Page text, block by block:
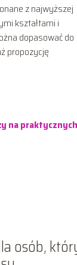
z najwyższej
kształtami i
dopasować do
propozycję
na
osób,